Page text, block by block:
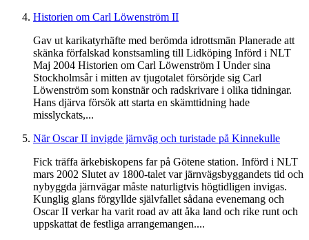
Historien om Carl Löwenström II
Gav ut karikatyrhäfte med berömda idrottsmän Planerade att
skänka förfalskad konstsamling till Lidköping Införd i NLT
Maj 2004 Historien om Carl Löwenström I Under sina
Stockholmsår i mitten av tjugotalet försörjde sig Carl
Löwenström som konstnär och radskrivare i olika tidningar.
Hans djärva försök att starta en skämttidning hade
misslyckats,...
När Oscar II invigde järnväg och turistade på Kinnekulle
Fick träffa ärkebiskopens far på Götene station. Införd i NLT
mars 2002 Slutet av 1800-talet var järnvägsbyggandets tid och
nybyggda järnvägar måste naturligtvis högtidligen invigas.
Kunglig glans förgyllde självfallet sådana evenemang och
Oscar II verkar ha varit road av att åka land och rike runt och
uppskattat de festliga arrangemangen....